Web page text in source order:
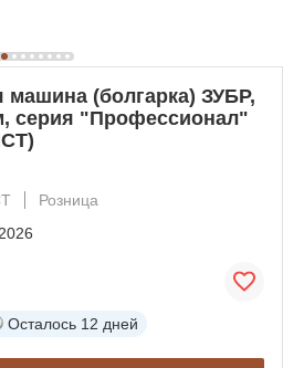
(болгарка) ЗУБР,
серия "Профессионал"
Розница
Осталось 12 дней